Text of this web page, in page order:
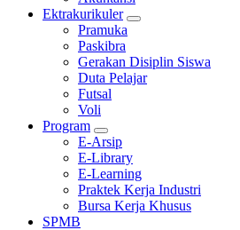
Ektrakurikuler
Pramuka
Paskibra
Gerakan Disiplin Siswa
Duta Pelajar
Futsal
Voli
Program
E-Arsip
E-Library
E-Learning
Praktek Kerja Industri
Bursa Kerja Khusus
SPMB